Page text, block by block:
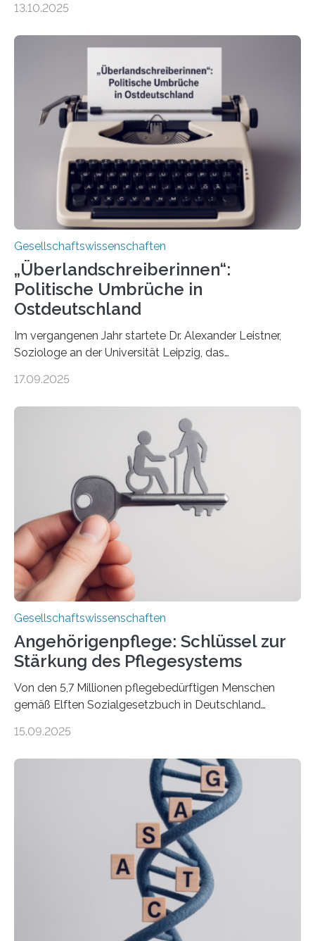
doch bleibt das Thema hoch emotional und politisch
einer gesellschaftlichen Spaltung des Landes, und
2025 sorgt der Fall Brosius-Gersdorf für
Schlagzeilen.Das Sozialwissenschaftliche Institut der
EKD hat untersucht, wie Menschen in Deutschland
wirklich über Schwangerschaftsabbrüche denken und
wie sich ihre Haltung je nach Konfession, Region und
Bildung unterscheidet. Darüber sprechen Veronika
Eufinger und Dr. Kristin Torka…
13.10.2025
Gesellschaftswissenschaften
„Überlandschreiberinnen“:
Politische Umbrüche in
Ostdeutschland
Im vergangenen Jahr startete Dr. Alexander Leistner,
Soziologe an der Universität Leipzig, das
across the Country“. Nun ist das „Projektbuch“
Schriftstellerinnen Manja Präkels, Tina Pruschmann und
Barbara Thériault. Es trägt den Titel
„Extremwetterlagen – Reportagen aus einem neuen
Deutschland“ und enthält eine Vielzahl von
zivilgesellschaftlichen Stimmen und Beobachtungen in
ländlichen Regionen. Im Interview spricht Projektleiter
Leistner über die Idee, das Vorgehen und wichtige
Erkenntnisse. Das Buch deute an, „wie…
17.09.2025
Gesellschaftswissenschaften
Angehörigenpflege: Schlüssel zur
Stärkung des Pflegesystems
Von den 5,7 Millionen pflegebedürftigen Menschen
gemäß Elften Sozialgesetzbuch in Deutschland
2050 wird eine Zunahme der Pflegebedürftigen auf 9
Wissenschaftler*innen des Deutschen Zentrums für
Altersfragen, des DIW Berlin und der TU Dortmund
aktuelle Pflegearrangements. Besonderes Augenmerk
wurde auf die Unterschiede zwischen Angehörigen-
und Zugehörigenpflege in und außerhalb des eigenen
Haushalts gelegt. Pflege im eigenen Haushalt richtet
sich oft an den/die Partner*in und dies häufig im
15.09.2025